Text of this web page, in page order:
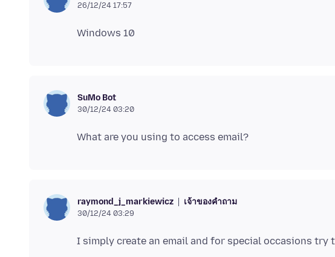
26/12/24 17:57
SuMo Bot
30/12/24 03:20
raymond_j_markiewicz เจ้าของคำถาม
30/12/24 03:29